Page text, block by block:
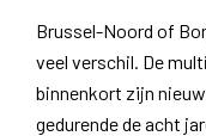
Brussel-Noord of
veel verschil. De
binnenkort zijn
gedurende de acht